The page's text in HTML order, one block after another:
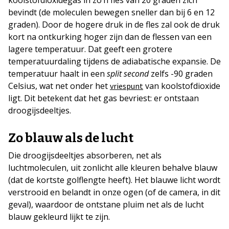
bevindt (de moleculen bewegen sneller dan bij 6 en 12
graden). Door de hogere druk in de fles zal ook de druk
kort na ontkurking hoger zijn dan de flessen van een
lagere temperatuur. Dat geeft een grotere
temperatuurdaling tijdens de adiabatische expansie. De
temperatuur haalt in een split secondzelfs -90 graden
Celsius, wat net onder het vriespunt van koolstofdioxide
ligt. Dit betekent dat het gas bevriest: er ontstaan
droogijsdeeltjes.
Zo blauw als de lucht
Die droogijsdeeltjes absorberen, net als
luchtmoleculen, uit zonlicht alle kleuren behalve blauw
(dat de kortste golflengte heeft). Het blauwe licht wordt
verstrooid en belandt in onze ogen (of de camera, in dit
geval), waardoor de ontstane pluim net als de lucht
blauw gekleurd lijkt te zijn.